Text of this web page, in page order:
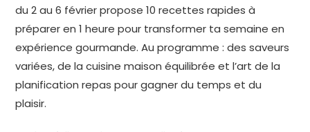
du 2 au 6 février propose 10 recettes rapides à
préparer en 1 heure pour transformer ta semaine en
expérience gourmande. Au programme : des saveurs
variées, de la cuisine maison équilibrée et l’art de la
planification repas pour gagner du temps et du
plaisir.